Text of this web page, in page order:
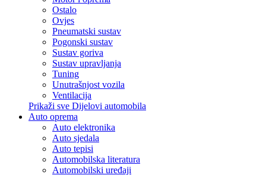
Ostalo
Ovjes
Pneumatski sustav
Pogonski sustav
Sustav goriva
Sustav upravljanja
Tuning
Unutrašnjost vozila
Ventilacija
Prikaži sve Dijelovi automobila
Auto oprema
Auto elektronika
Auto sjedala
Auto tepisi
Automobilska literatura
Automobilski uređaji